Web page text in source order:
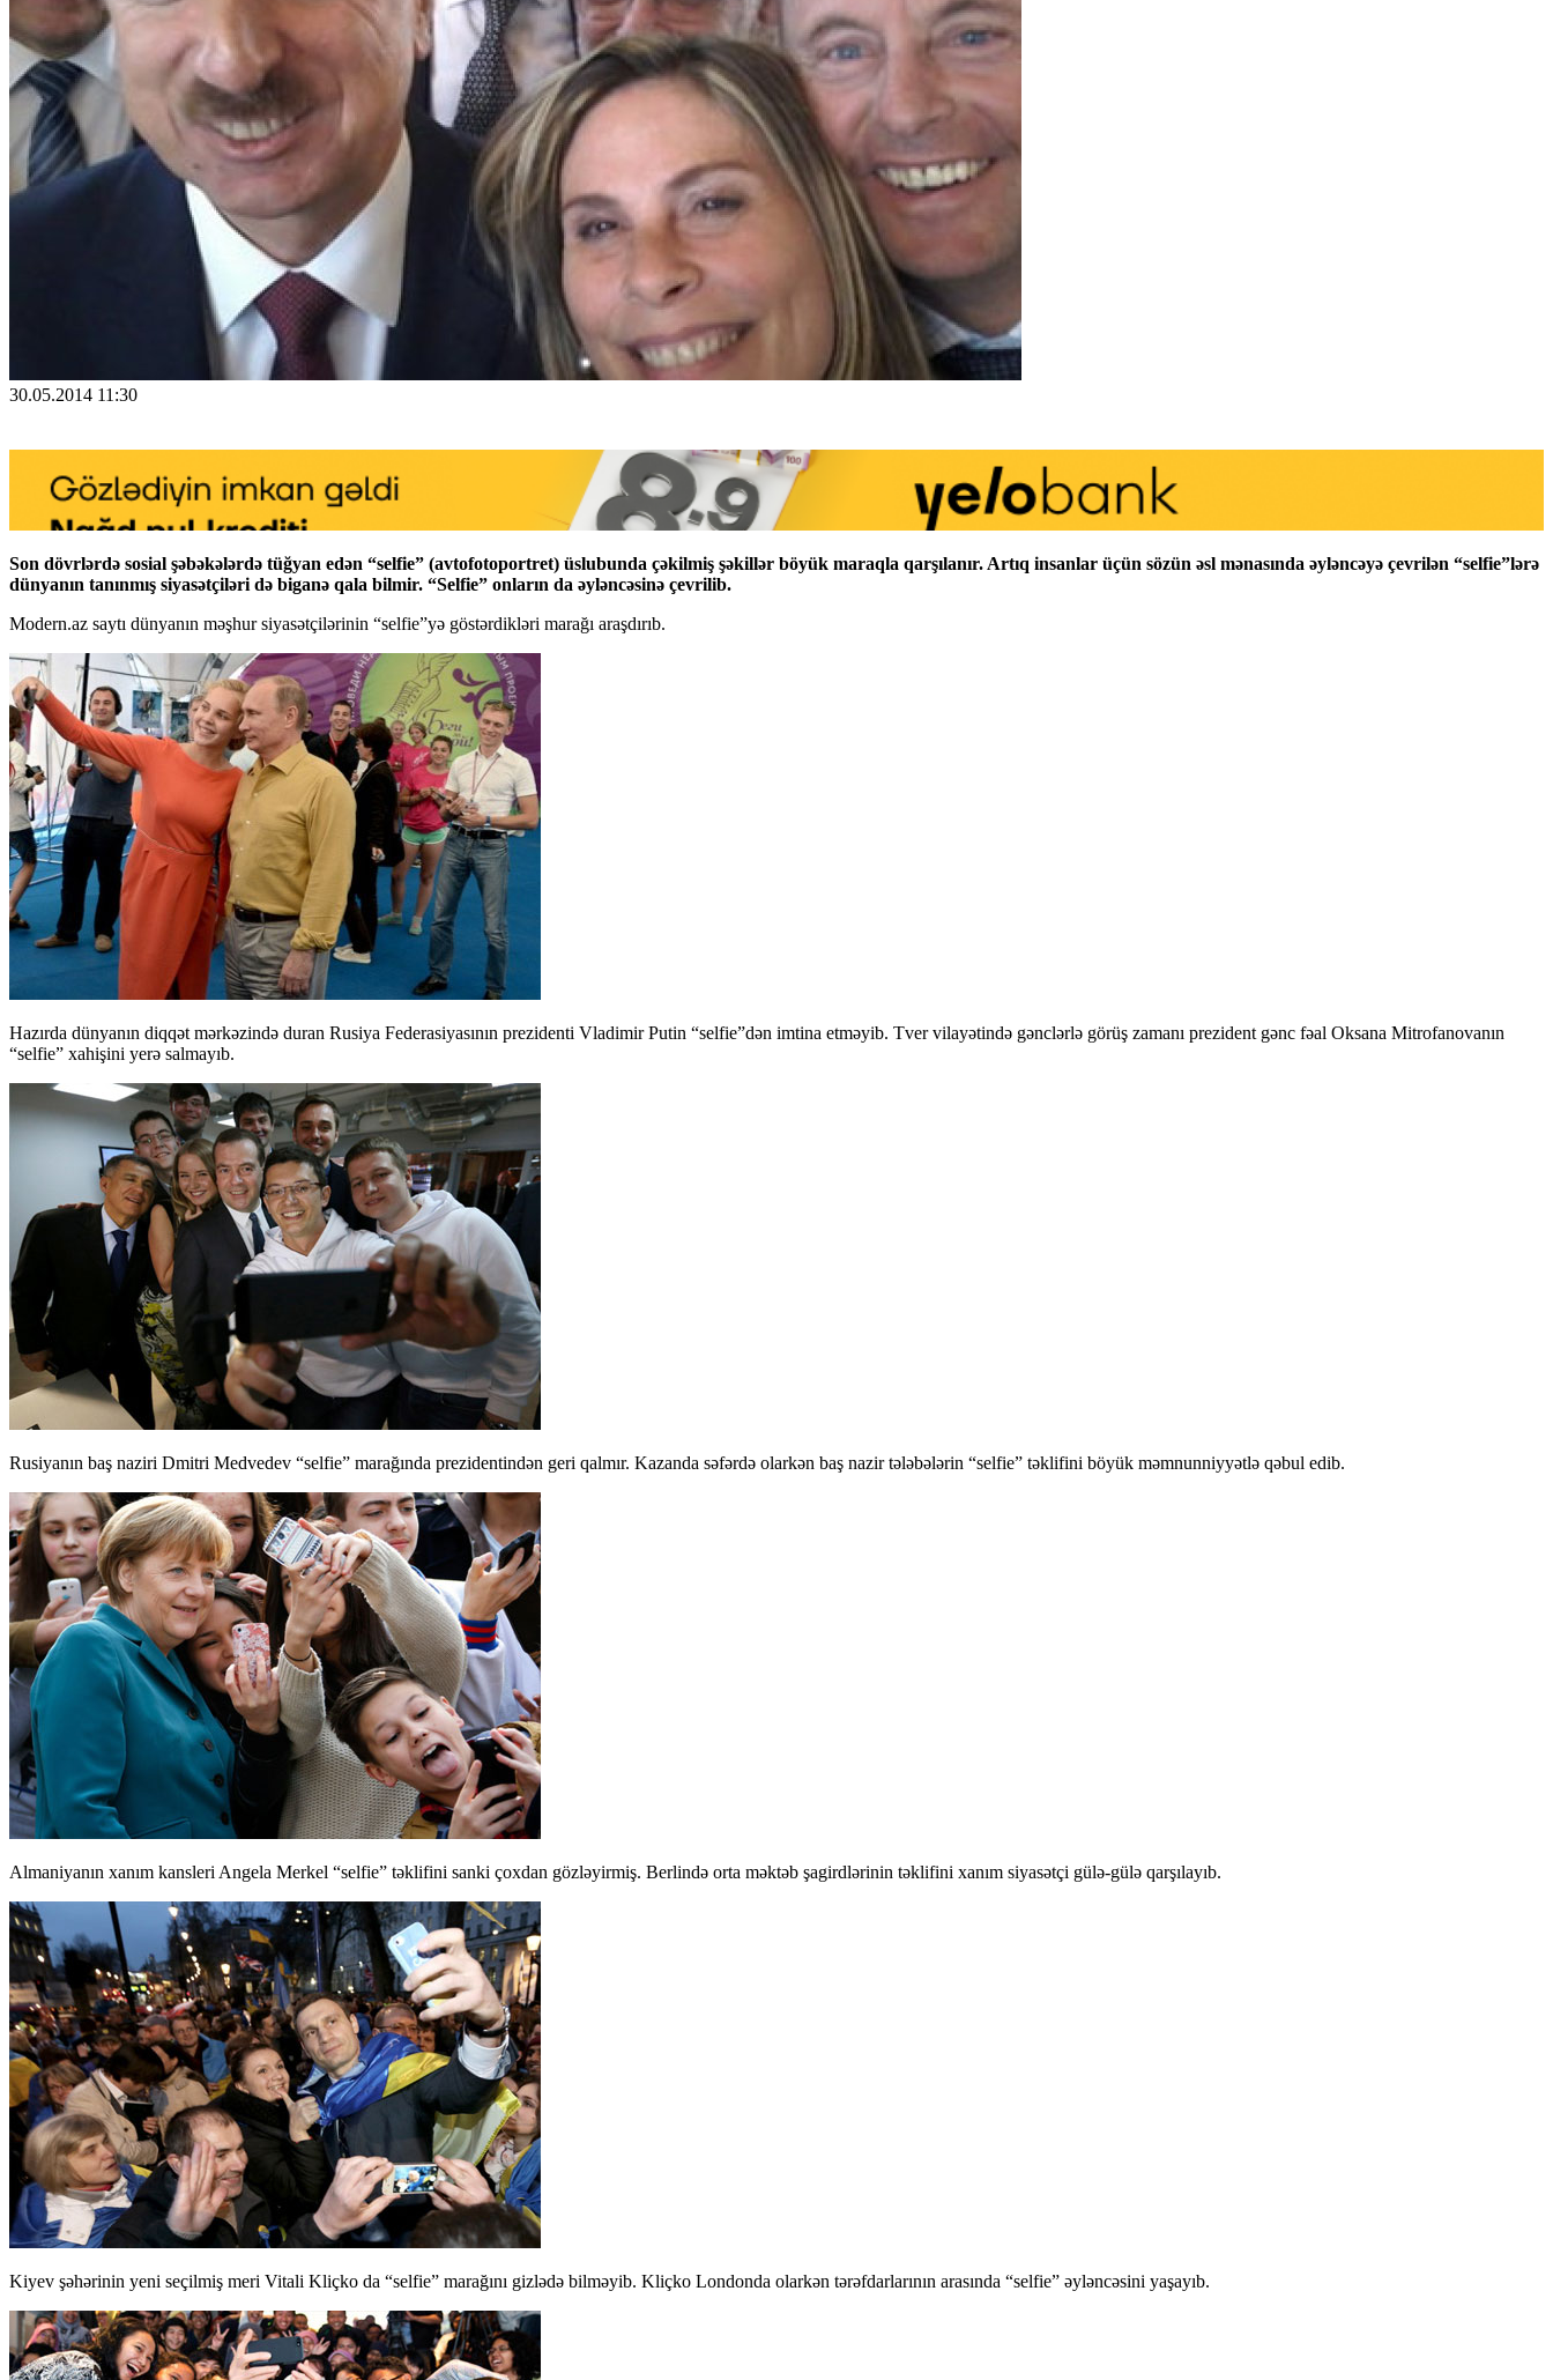
30.05.2014 11:30
Son dövrlərdə sosial şəbəkələrdə tüğyan edən “selfie” (avtofotoportret) üslubunda çəkilmiş şəkillər böyük maraqla qarşılanır. Artıq insanlar üçün sözün əsl mənasında əyləncəyə çevrilən “selfie”lərə
dünyanın tanınmış siyasətçiləri də biganə qala bilmir. “Selfie” onların da əyləncəsinə çevrilib.
Modern.az saytı dünyanın məşhur siyasətçilərinin “selfie”yə göstərdikləri marağı araşdırıb.
Hazırda dünyanın diqqət mərkəzində duran Rusiya Federasiyasının prezidenti Vladimir Putin “selfie”dən imtina etməyib. Tver vilayətində gənclərlə görüş zamanı prezident gənc fəal Oksana Mitrofanovanın
“selfie” xahişini yerə salmayıb.
Rusiyanın baş naziri Dmitri Medvedev “selfie” marağında prezidentindən geri qalmır. Kazanda səfərdə olarkən baş nazir tələbələrin “selfie” təklifini böyük məmnunniyyətlə qəbul edib.
Almaniyanın xanım kansleri Angela Merkel “selfie” təklifini sanki çoxdan gözləyirmiş. Berlində orta məktəb şagirdlərinin təklifini xanım siyasətçi gülə-gülə qarşılayıb.
Kiyev şəhərinin yeni seçilmiş meri Vitali Kliçko da “selfie” marağını gizlədə bilməyib. Kliçko Londonda olarkən tərəfdarlarının arasında “selfie” əyləncəsini yaşayıb.